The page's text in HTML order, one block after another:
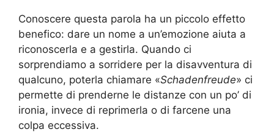
Conoscere questa parola ha un piccolo effetto
benefico: dare un nome a un’emozione aiuta a
riconoscerla e a gestirla. Quando ci
sorprendiamo a sorridere per la disavventura di
qualcuno, poterla chiamare «Schadenfreude» ci
permette di prenderne le distanze con un po’ di
ironia, invece di reprimerla o di farcene una
colpa eccessiva.